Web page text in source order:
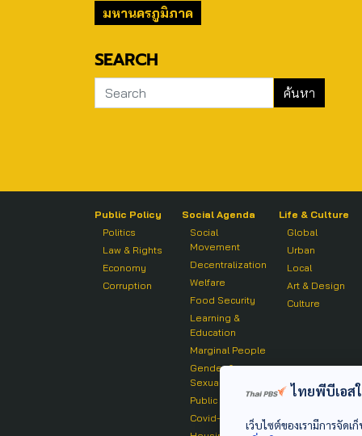
มหานครภูมิภาค
SEARCH
Public Policy
Politics
Law & Rights
Economy
Corruption
Social Agenda
Social
Movement
Decentralization
Welfare
Food Security
Learning &
Education
Marginal People
Gender &
Sexuality
Public Health
Covid-19
Life & Culture
Global
Urban
Local
Art & Design
Culture
ไทยพีบีเอส
เว็บไซต์ของเรามีการจัด